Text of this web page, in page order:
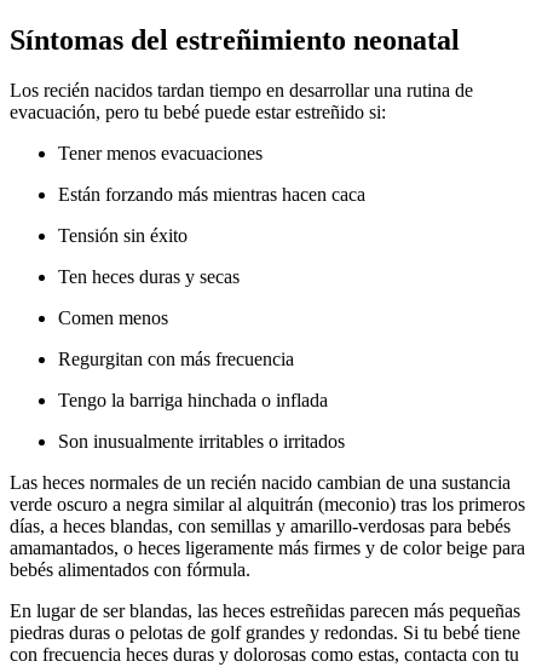
Síntomas del estreñimiento neonatal
Los recién nacidos tardan tiempo en desarrollar una rutina de
evacuación, pero tu bebé puede estar estreñido si:
Tener menos evacuaciones
Están forzando más mientras hacen caca
Tensión sin éxito
Ten heces duras y secas
Comen menos
Regurgitan con más frecuencia
Tengo la barriga hinchada o inflada
Son inusualmente irritables o irritados
Las heces normales de un recién nacido cambian de una sustancia
verde oscuro a negra similar al alquitrán (meconio) tras los primeros
días, a heces blandas, con semillas y amarillo-verdosas para bebés
amamantados, o heces ligeramente más firmes y de color beige para
bebés alimentados con fórmula.
En lugar de ser blandas, las heces estreñidas parecen más pequeñas
piedras duras o pelotas de golf grandes y redondas. Si tu bebé tiene
con frecuencia heces duras y dolorosas como estas, contacta con tu